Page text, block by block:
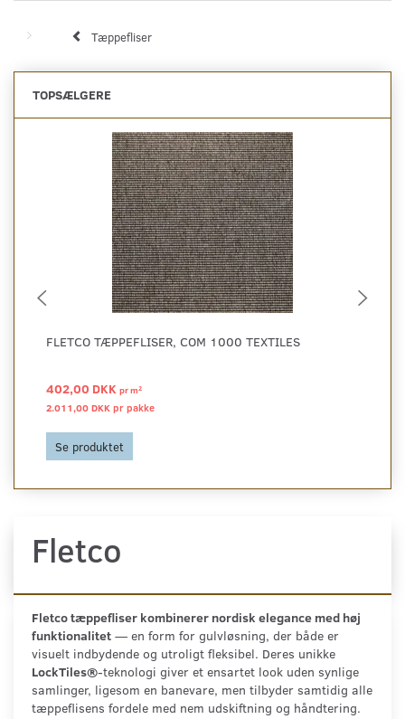
Tæppefliser
TOPSÆLGERE
FLETCO TÆPPEFLISER, COM 1000 TEXTILES
402,00 DKK prm2
2.011,00 DKK pr pakke
Se produktet
Fletco
Fletco tæppefliser kombinerer nordisk elegance med høj
funktionalitet — en form for gulvløsning, der både er
visuelt indbydende og utroligt fleksibel. Deres unikke
LockTiles®-teknologi giver et ensartet look uden synlige
samlinger, ligesom en banevare, men tilbyder samtidig alle
tæppeflisens fordele med nem udskiftning og håndtering.